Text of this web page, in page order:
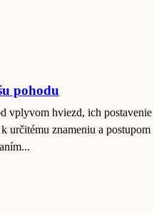
pohodu
vplyvom hviezd, ich postavenie
určitému znameniu a postupom